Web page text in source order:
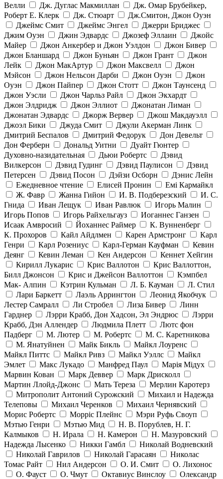
Велли
Дж. Дуглас Макмиллан
Дж. Омар Брубейкер,
Роберт Е. Клерк
Дж. Стюарт
Дж.Смитон, Джон Оуэн
Джеймс Смит
Джеймс Энгел
Джерри Бриджес
Джим Оуэн
Джин Эдвардс Джозеф Эллаин
Джойс
Майер
Джон Анкербер и Джон Уэлдон
Джон Бивер
Джон Бланшард
Джон Буньян Джон Грант
Джон
Лейк
Джон МакАртур Джон Максвелл
Джон
Мэйсон
Джон Нельсон Дарби Джон Оуэн
Джон
Оуэн
Джон Пайпер Джон Стотт
Джон Таунсенд
Джон Уэсли
Джон Чарльз Райл
Джон Экхардт
Джон Элдридж
Джон Эллиот
Джонатан Лиман
Джонатан Эдвардс
Джорж Вервер
Джош Макдауэлл
Джоэл Бики
Джуда Смит
Джули Акерман Линк
Дмитрий Беспалов
Дмитрий Федорук
Дон Девельт
Дон Ферберн
Дональд Уитни
Дуайт Гюнтер
Духовно-назидательная
Дьюи Робертс
Дэвид
Вилкерсон
Дэвид Гудинг Дэвид Паулисон
Дэвид
Петерсен
Дэвид Посон Дэйзи Осборн
Дэнис Лейн
Ежедневное чтение
Елисей Пронин
Емі Кармайкл
Ж. Фавр
Жанна Гийон И. В. Подберезский
И. С.
Гнида
Иван Лещук Иван Равлюк
Игорь Малин
Игорь Попов
Игорь Райхельгауз
Иоганнес Ганзен
Исаак Амвросий
Йоханнес Раймер
К. Вунненберг
К. Прохоров
Кайл Айдлмен Карен Армстронг
Карл
Генри
Карл Розениус Карл-Герман Кауфман
Кевин
Деянг
Кевин Леман Кен Андерсон
Кеннет Хейгин
Кирилл Лукарис
Крис Валлотон
Крис Валлоттон,
Билл Джонсон
Крис и Джейсон Валлоттон
Кэмпбел
Мак- Алпин
Кэтрин Кульман Л. Б. Кауман
Л. Стил
Лари Баркетт
Лаэль Аррингтон
Леонид Якобчук
Лестер Самралл
Ли Стробел Лиза Бивер
Линн
Гарднер
Лэрри Крабб, Дон Хадсон, Эл Эндрюс
Лэрри
Крабб, Дэн Аллендер
Людмила Плетт
Лютс фон
Падберг
М. Лютер М. Робертс
М. С. Каретникова
М. Янатуйнен
Майк Бикль
Майкл Лоуренс
Майкл Питтс
Майкл Ривз Майкл Уэллс
Майкл
Эмлет
Макс Лукадо Манфред Паул
Марія Мідух
Марвин Кован
Марк Деввер
Марк Дрисколл
Мартин Ллойд-Джонс
Мать Тереза
Мерлин Каротерз
Митрополит Антоний Сурожский
Михаил и Надежда
Телеповы
Михаил Черенков
Михаил Чернявский
Морис Робертс
Морріс Плейнс
Мэри Руфь Своуп
Мэтью Генри
Мэтью Мид
Н. В. Порублев, Н. Г.
Калмыков
Н. Ирала Н. Камерон
Н. Мазуровский
Надежда Лысенко
Никки Гамбл
Николай Водневский
Николай Гаврилов
Николай Гарасаян
Николас
Томас Райт
Нил Андерсон О. И. Смит
О. Лихонос
О. Фауст
О. Чмут Октавиус Винслоу
Олександр